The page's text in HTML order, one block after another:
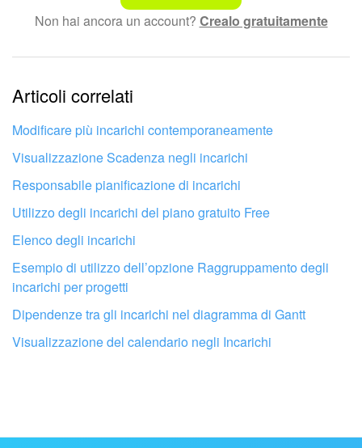
Testo complesso e incomprensibile
Le informazioni sono obsolete.
Troppo breve, ho bisogno di maggiori informazioni.
Non mi soddisfa come funziona questo strumento
Non hai ancora un account? Crealo gratuitamente
Articoli correlati
Modificare più incarichi contemporaneamente
Visualizzazione Scadenza negli incarichi
Responsabile pianificazione di incarichi
Utilizzo degli incarichi del piano gratuito Free
Elenco degli incarichi
Esempio di utilizzo dell’opzione Raggruppamento degli
incarichi per progetti
Dipendenze tra gli incarichi nel diagramma di Gantt
Visualizzazione del calendario negli Incarichi